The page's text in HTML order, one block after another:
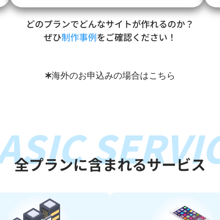
どのプランでどんなサイトが作れるのか？
ぜひ制作事例をご確認ください！
海外のお申込みの場合はこちら
全プランに含まれるサービス